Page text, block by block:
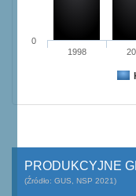
1998
0
PRODUKCYJNE
(Źródło: GUS, NSP 2021)